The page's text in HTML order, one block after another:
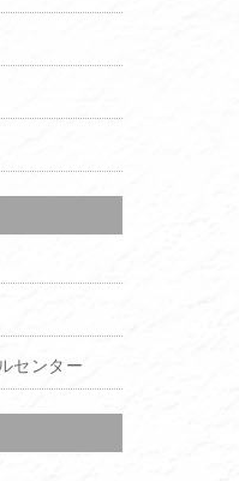
センター